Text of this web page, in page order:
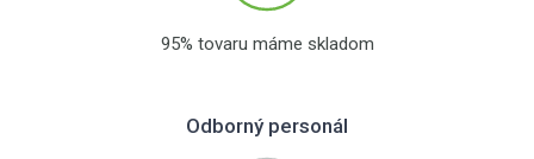
95% tovaru máme skladom
Odborný personál